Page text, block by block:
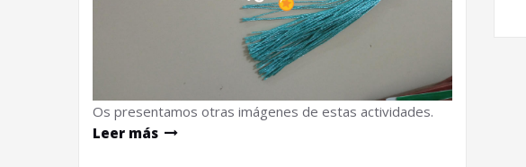
Os presentamos otras imágenes de estas actividades.
Leer más